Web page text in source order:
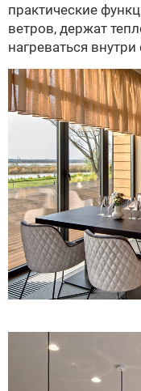
практические
ветров, держат
нагреваться